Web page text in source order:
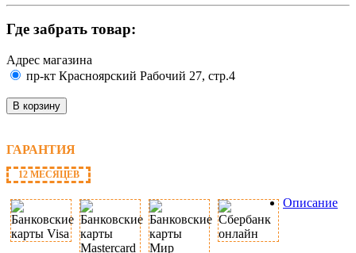
Где забрать товар:
Адрес магазина
пр-кт Красноярский Рабочий 27, стр.4
В корзину
ГАРАНТИЯ
12 МЕСЯЦЕВ
Описание